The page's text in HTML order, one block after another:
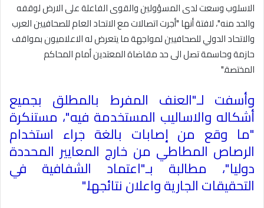
الاسلوب وسعت لدى المسؤولين والقوى الفاعلة على الارض لوقفه
والحد منه"، لافتة أنها "أجرت اتصالات مع الاتحاد العام للصحافيين العرب
والاتحاد الدولي للصحافيين لمواجهة ما يتعرض له الاعلاميون بمواقف
حازمة وحاسمة تصل الى حد مقاضاة المعتدين أمام المحاكم
المختصة".
وأسفت لـ"العنف المفرط بالمطلق بجميع
أشكاله والاساليب المستخدمة فيه"، مستنكرة
"ما وقع من إصابات بالغة جراء استخدام
الرصاص المطاطي من خارج المعايير المحددة
دوليا"، مطالبة بـ"اعتماد الشفافية في
التحقيقات الجارية واعلان نتائجها".